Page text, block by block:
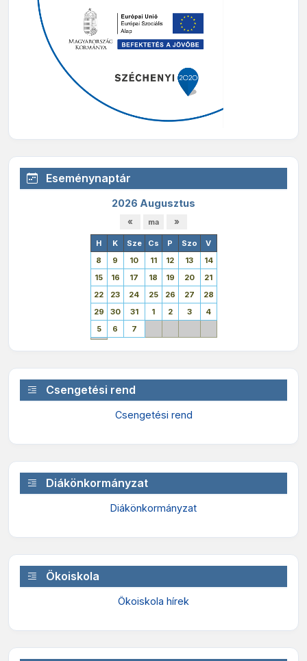
Eseménynaptár
2026 Augusztus
H K Sze Cs P Szo
V
8
9 10 11 12 13
14
15
16 17 18 19 20
21
22
23 24 25 26 27
28
29
30 31 1 2 3
4
5
6 7
Csengetési rend
Csengetési rend
Diákönkormányzat
Diákönkormányzat
Ökoiskola
Ökoiskola hírek